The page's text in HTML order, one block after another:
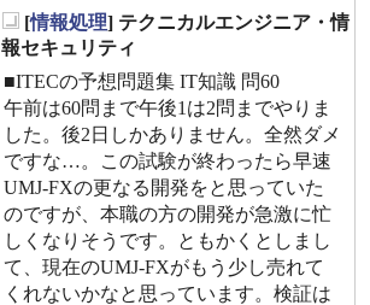
[情報処理] テクニカルエンジニア・情
報セキュリティ
■ITECの予想問題集 IT知識 問60
午前は60問まで午後1は2問までやりま
した。後2日しかありません。全然ダメ
ですな…。この試験が終わったら早速
UMJ-FXの更なる開発をと思っていた
のですが、本職の方の開発が急激に忙
しくなりそうです。ともかくとしまし
て、現在のUMJ-FXがもう少し売れて
くれないかなと思っています。検証は